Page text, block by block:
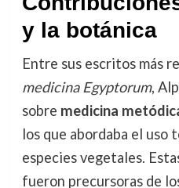
y la botánica
Entre sus escritos más
medicina Egyptorum,
sobre medicina
los que abordaba el uso
especies vegetales.
fueron precursoras de